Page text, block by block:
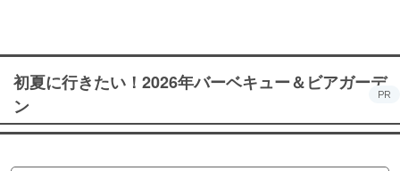
初夏に行きたい！2026年バーベキュー＆ビアガーデ
ン
PR